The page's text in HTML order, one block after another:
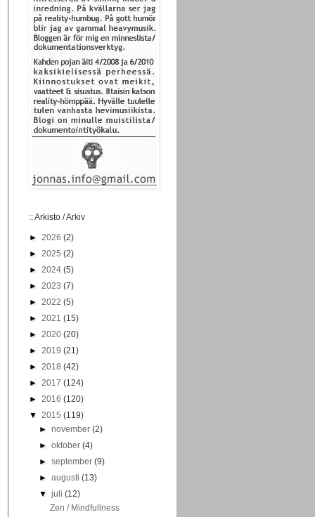
:: Arkisto / Arkiv
► 2026 (2)
► 2025 (2)
► 2024 (5)
► 2023 (7)
► 2022 (5)
► 2021 (15)
► 2020 (20)
► 2019 (21)
► 2018 (42)
► 2017 (124)
► 2016 (120)
▼ 2015 (119)
►november(2)
►oktober(4)
►september(9)
►augusti(13)
▼juli(12)
Zen / Mindfullness